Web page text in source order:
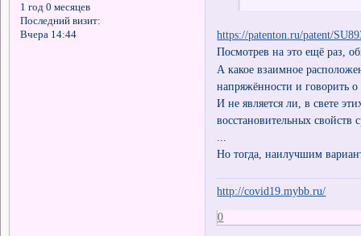
1 год 0 месяцев
Последний визит:
Вчера 14:44
https://patenton.ru/patent/
Посмотрев на это ещё раз,
А какое взаимное
напряжённости и говорить
И не является ли, в свете
восстановительных свойств
Но тогда, наилучшим
http://covid19.mybb.ru/
0